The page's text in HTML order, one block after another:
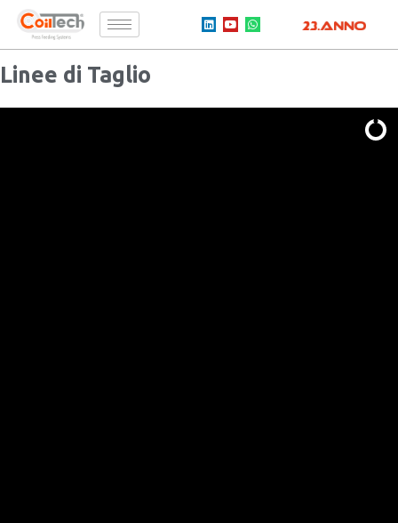
Linee di Taglio